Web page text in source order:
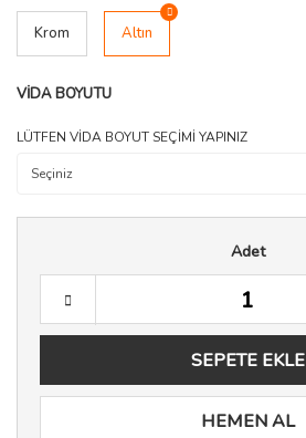
Krom Altın
VİDA BOYUTU
LÜTFEN VİDA BOYUT SEÇİMİ YAPINIZ
Adet
SEPETE EKLE
HEMEN AL